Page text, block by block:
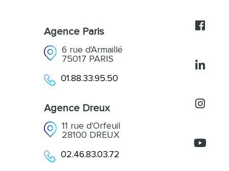
Agence Paris
6 rue d'Armaillé
75017 PARIS
01.88.33.95.50
Agence Dreux
11 rue d'Orfeuil
28100 DREUX
02.46.83.03.72